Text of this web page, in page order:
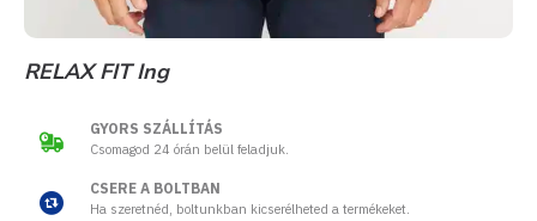
RELAX FIT Ing
GYORS SZÁLLÍTÁS
Csomagod 24 órán belül feladjuk.
CSERE A BOLTBAN
Ha szeretnéd, boltunkban kicserélheted a termékeket.